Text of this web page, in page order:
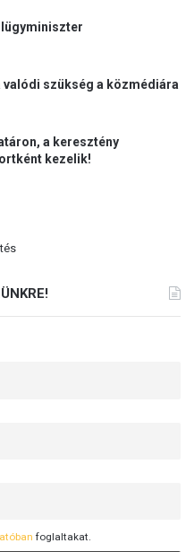
valódi szükség a közmédiára
a keresztény
kezelik!
foglaltakat.